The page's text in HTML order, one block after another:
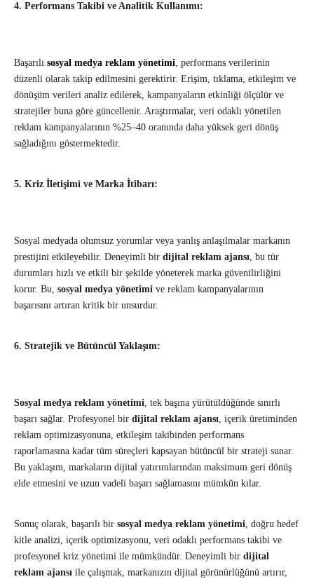
4. Performans Takibi ve Analitik Kullanımı:
Başarılı sosyal medya reklam yönetimi, performans verilerinin
düzenli olarak takip edilmesini gerektirir. Erişim, tıklama, etkileşim ve
dönüşüm verileri analiz edilerek, kampanyaların etkinliği ölçülür ve
stratejiler buna göre güncellenir. Araştırmalar, veri odaklı yönetilen
reklam kampanyalarının %25–40 oranında daha yüksek geri dönüş
sağladığını göstermektedir.
5. Kriz İletişimi ve Marka İtibarı:
Sosyal medyada olumsuz yorumlar veya yanlış anlaşılmalar markanın
prestijini etkileyebilir. Deneyimli bir dijital reklam ajansı, bu tür
durumları hızlı ve etkili bir şekilde yöneterek marka güvenilirliğini
korur. Bu, sosyal medya yönetimi ve reklam kampanyalarının
başarısını artıran kritik bir unsurdur.
6. Stratejik ve Bütüncül Yaklaşım:
Sosyal medya reklam yönetimi, tek başına yürütüldüğünde sınırlı
başarı sağlar. Profesyonel bir dijital reklam ajansı, içerik üretiminden
reklam optimizasyonuna, etkileşim takibinden performans
raporlamasına kadar tüm süreçleri kapsayan bütüncül bir strateji sunar.
Bu yaklaşım, markaların dijital yatırımlarından maksimum geri dönüş
elde etmesini ve uzun vadeli başarı sağlamasını mümkün kılar.
Sonuç olarak, başarılı bir sosyal medya reklam yönetimi, doğru hedef
kitle analizi, içerik optimizasyonu, veri odaklı performans takibi ve
profesyonel kriz yönetimi ile mümkündür. Deneyimli bir dijital
reklam ajansı ile çalışmak, markanızın dijital görünürlüğünü artırır,